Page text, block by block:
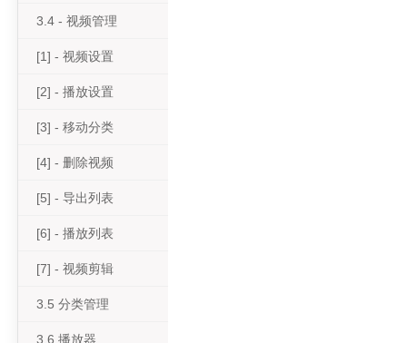
3.4 - 视频管理
[1] - 视频设置
[2] - 播放设置
[3] - 移动分类
[4] - 删除视频
[5] - 导出列表
[6] - 播放列表
[7] - 视频剪辑
3.5 分类管理
3.6 播放器